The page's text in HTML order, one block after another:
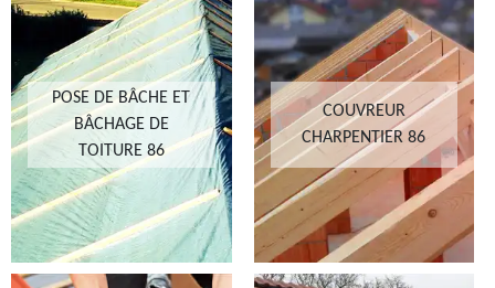
POSE DE BÂCHE ET
BÂCHAGE DE
TOITURE 86
COUVREUR
CHARPENTIER 86